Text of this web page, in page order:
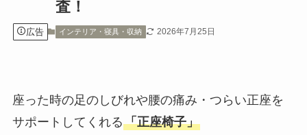
査！
広告 インテリア・寝具・収納 2026年7月25日
座った時の足のしびれや腰の痛み・つらい正座を
サポートしてくれる「正座椅子」